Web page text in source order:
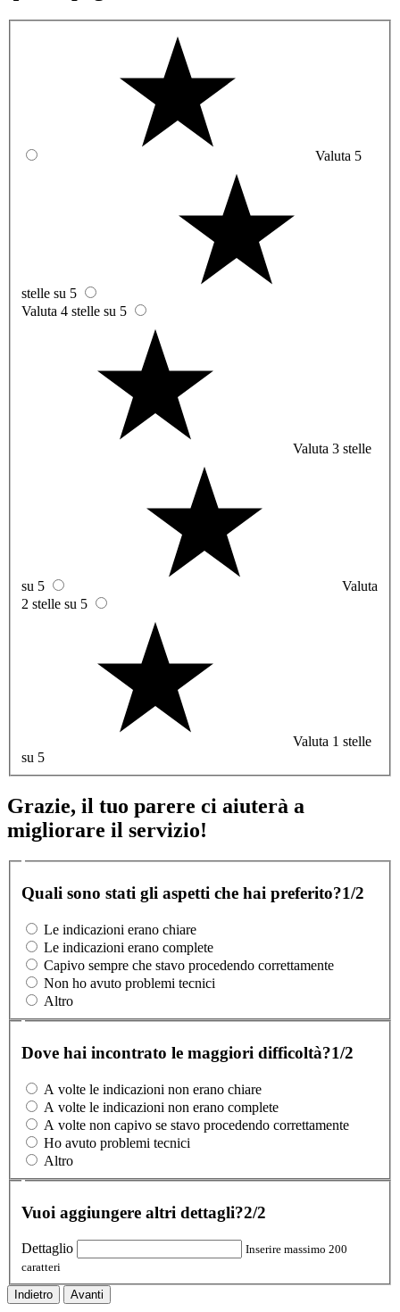
Valuta 5
stelle su 5
Valuta 4 stelle su 5
Valuta 3 stelle
su 5
Valuta
2 stelle su 5
Valuta 1 stelle
su 5
Grazie, il tuo parere ci aiuterà a
migliorare il servizio!
Quali sono stati gli aspetti che hai preferito?1/2
Le indicazioni erano chiare
Le indicazioni erano complete
Capivo sempre che stavo procedendo correttamente
Non ho avuto problemi tecnici
Altro
Dove hai incontrato le maggiori difficoltà?1/2
A volte le indicazioni non erano chiare
A volte le indicazioni non erano complete
A volte non capivo se stavo procedendo correttamente
Ho avuto problemi tecnici
Altro
Vuoi aggiungere altri dettagli?2/2
Dettaglio
Inserire massimo 200
caratteri
Indietro Avanti